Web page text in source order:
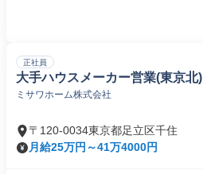
正社員
大手ハウスメーカー営業(東京北)
ミサワホーム株式会社
〒120-0034東京都足立区千住
月給25万円～41万4000円